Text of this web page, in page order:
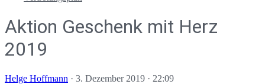
Aktion Geschenk mit Herz
2019
Helge Hoffmann · 3. Dezember 2019 · 22:09